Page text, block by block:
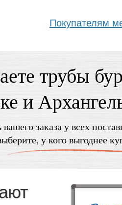
Покупателям
трубы
и
заказа у всех
у кого выгоднее